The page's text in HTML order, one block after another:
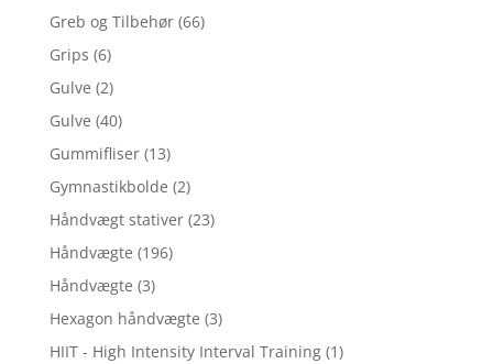
Greb og Tilbehør (66)
Grips (6)
Gulve (2)
Gulve (40)
Gummifliser (13)
Gymnastikbolde (2)
Håndvægt stativer (23)
Håndvægte (196)
Håndvægte (3)
Hexagon håndvægte (3)
HIIT - High Intensity Interval Training (1)